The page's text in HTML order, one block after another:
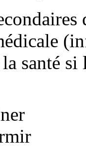
santé